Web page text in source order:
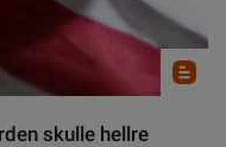
skulle hellre